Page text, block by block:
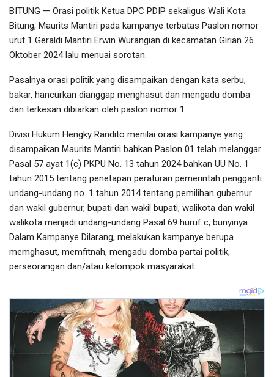
BITUNG — Orasi politik Ketua DPC PDIP sekaligus Wali Kota
Bitung, Maurits Mantiri pada kampanye terbatas Paslon nomor
urut 1 Geraldi Mantiri Erwin Wurangian di kecamatan Girian 26
Oktober 2024 lalu menuai sorotan.
Pasalnya orasi politik yang disampaikan dengan kata serbu,
bakar, hancurkan dianggap menghasut dan mengadu domba
dan terkesan dibiarkan oleh paslon nomor 1.
Divisi Hukum Hengky Randito menilai orasi kampanye yang
disampaikan Maurits Mantiri bahkan Paslon 01 telah melanggar
Pasal 57 ayat 1(c) PKPU No. 13 tahun 2024 bahkan UU No. 1
tahun 2015 tentang penetapan peraturan pemerintah pengganti
undang-undang no. 1 tahun 2014 tentang pemilihan gubernur
dan wakil gubernur, bupati dan wakil bupati, walikota dan wakil
walikota menjadi undang-undang Pasal 69 huruf c, bunyinya
Dalam Kampanye Dilarang, melakukan kampanye berupa
memghasut, memfitnah, mengadu domba partai politik,
perseorangan dan/atau kelompok masyarakat.